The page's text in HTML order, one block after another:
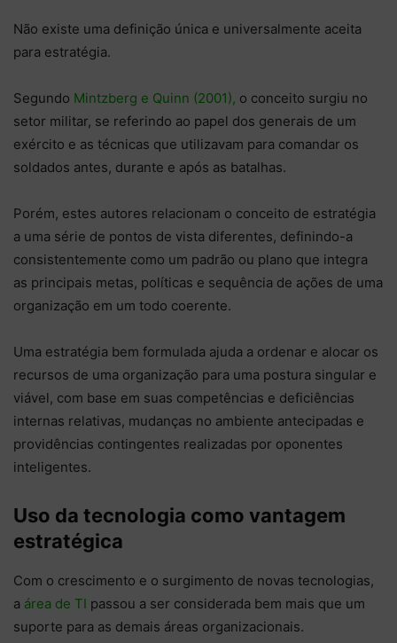
Não existe uma definição única e universalmente aceita
para estratégia.
Segundo Mintzberg e Quinn (2001), o conceito surgiu no
setor militar, se referindo ao papel dos generais de um
exército e as técnicas que utilizavam para comandar os
soldados antes, durante e após as batalhas.
Porém, estes autores relacionam o conceito de estratégia
a uma série de pontos de vista diferentes, definindo-a
consistentemente como um padrão ou plano que integra
as principais metas, políticas e sequência de ações de uma
organização em um todo coerente.
Uma estratégia bem formulada ajuda a ordenar e alocar os
recursos de uma organização para uma postura singular e
viável, com base em suas competências e deficiências
internas relativas, mudanças no ambiente antecipadas e
providências contingentes realizadas por oponentes
inteligentes.
Uso da tecnologia como vantagem
estratégica
Com o crescimento e o surgimento de novas tecnologias,
a área de TI passou a ser considerada bem mais que um
suporte para as demais áreas organizacionais.